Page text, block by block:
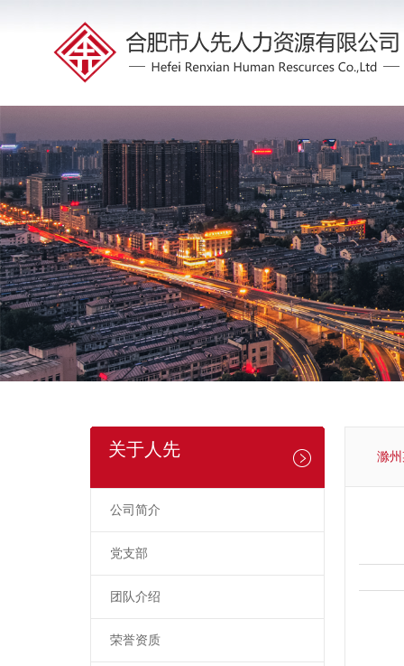
关于人先
公司简介
党支部
团队介绍
荣誉资质
滁